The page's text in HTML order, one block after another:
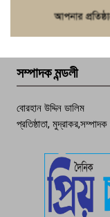
সম্পাদক মন্ডলী
বোরহান উদ্দিন ডালিম
প্রতিষ্ঠাতা,